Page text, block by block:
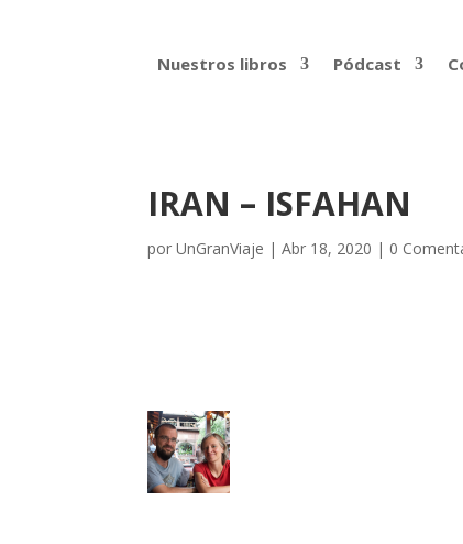
Nuestros libros Pódcast
IRAN – ISFAHAN
porUnGranViaje |Abr 18, 2020 | 0